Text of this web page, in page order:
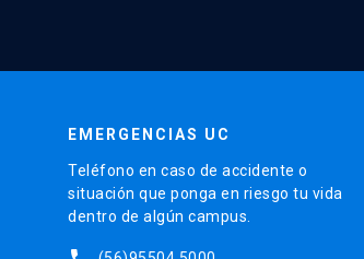
EMERGENCIAS UC
Teléfono en caso de accidente o
situación que ponga en riesgo tu vida
dentro de algún campus.